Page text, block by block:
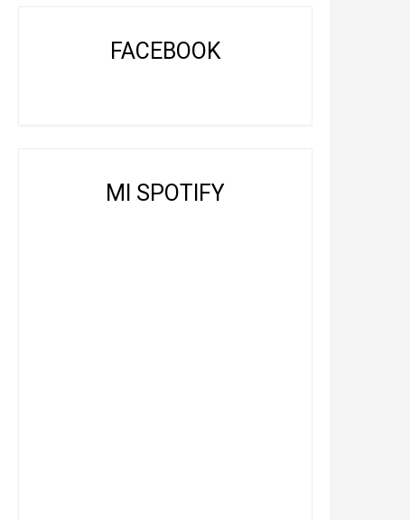
FACEBOOK
MI SPOTIFY